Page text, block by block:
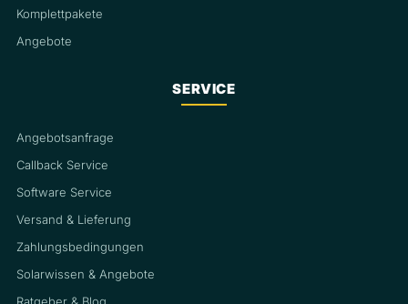
Komplettpakete
Angebote
SERVICE
Angebotsanfrage
Callback Service
Software Service
Versand & Lieferung
Zahlungsbedingungen
Solarwissen & Angebote